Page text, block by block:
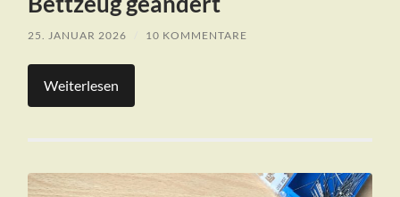
25. JANUAR 2026 10 KOMMENTARE
Weiterlesen